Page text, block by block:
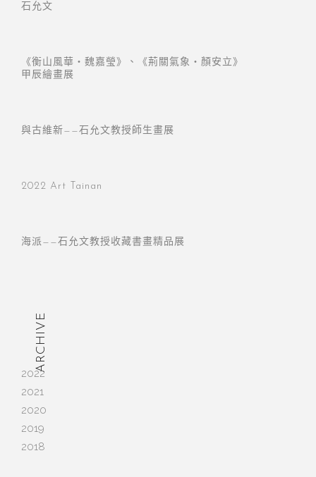
石允文
《衡山風華・魏嘉瑩》、《荊關氣象・顏安立》
甲辰繪畫展
與古維新——石允文教授師生畫展
2022 Art Tainan
海派——石允文教授收藏書畫精品展
ARCHIVE
2022
2021
2020
2019
2018